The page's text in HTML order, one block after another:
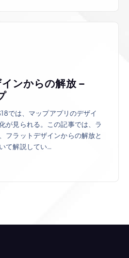
ンからの解放 –
では、マップアプリのデザイ
が見られる。この記事では、ラ
フラットデザインからの解放と
て解説してい…